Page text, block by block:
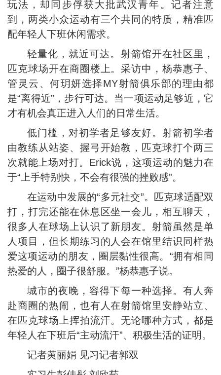
玩法，却同步俘获大批武汉青年。记者注意
到，两类小众运动有三个共同的特质，精准匹
配年轻人下班休闲需求。
轻量化，就近可达。射箭馆开在社区里，
匹克球场开在商圈楼上。采访中，杨恭惠子、
管灵云、何玥妍选择MY射箭俱乐部的理由都
是“离得近”，步行可达。当一项运动足够近，它
才有机会真正进入人们的日常生活。
低门槛，对初学者足够友好。射箭初学者
由教练从站姿、握弓开始教，匹克球打个两三
次就能上场对打。Erick说，这项运动的魅力在
于“上手特别快，不会有很强的挫败感”。
在运动中发展的“多元社交”。匹克球适配双
打，打完还能在休息区坐一会儿，相互聊天，
很多人在球场上认识了新朋友。射箭虽然是单
人项目，但长期练习的人会在馆里结识同样热
爱这项运动的朋友，圈层黏性很高。“拥有相同
热爱的人，圈子很舒服。”杨恭惠子说。
城市的夜晚，容得下每一种选择。有人奔
赴商圈的热闹，也有人在射箭馆里安静站立、
在匹克球场上挥拍流汗。无论哪种方式，都是
年轻人在下班后“主动流汗”、积极生活的证明。
记者黄丽娟 见习记者郭双